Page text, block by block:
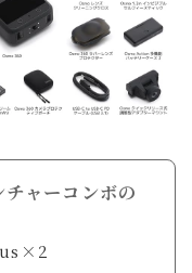
ャーコンボの